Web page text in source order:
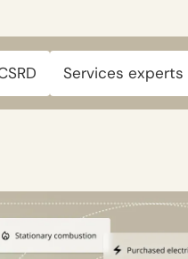
Services experts